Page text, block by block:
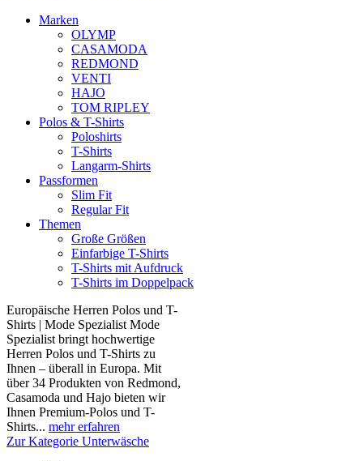
Marken
OLYMP
CASAMODA
REDMOND
VENTI
HAJO
TOM RIPLEY
Polos & T-Shirts
Poloshirts
T-Shirts
Langarm-Shirts
Passformen
Slim Fit
Regular Fit
Themen
Große Größen
Einfarbige T-Shirts
T-Shirts mit Aufdruck
T-Shirts im Doppelpack
Europäische Herren Polos und T-
Shirts | Mode Spezialist Mode
Spezialist bringt hochwertige
Herren Polos und T-Shirts zu
Ihnen – überall in Europa. Mit
über 34 Produkten von Redmond,
Casamoda und Hajo bieten wir
Ihnen Premium-Polos und T-
Shirts... mehr erfahren
Zur Kategorie Unterwäsche